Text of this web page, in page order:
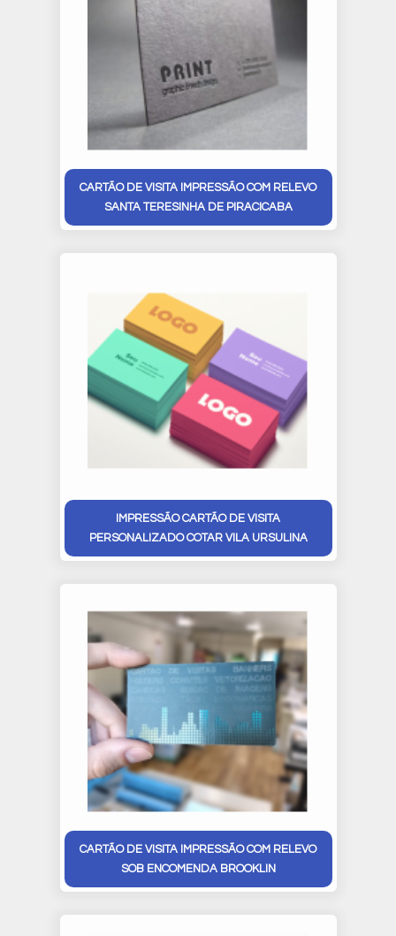
CARTÃO DE VISITA IMPRESSÃO COM RELEVO
SANTA TERESINHA DE PIRACICABA
IMPRESSÃO CARTÃO DE VISITA
PERSONALIZADO COTAR VILA URSULINA
CARTÃO DE VISITA IMPRESSÃO COM RELEVO
SOB ENCOMENDA BROOKLIN